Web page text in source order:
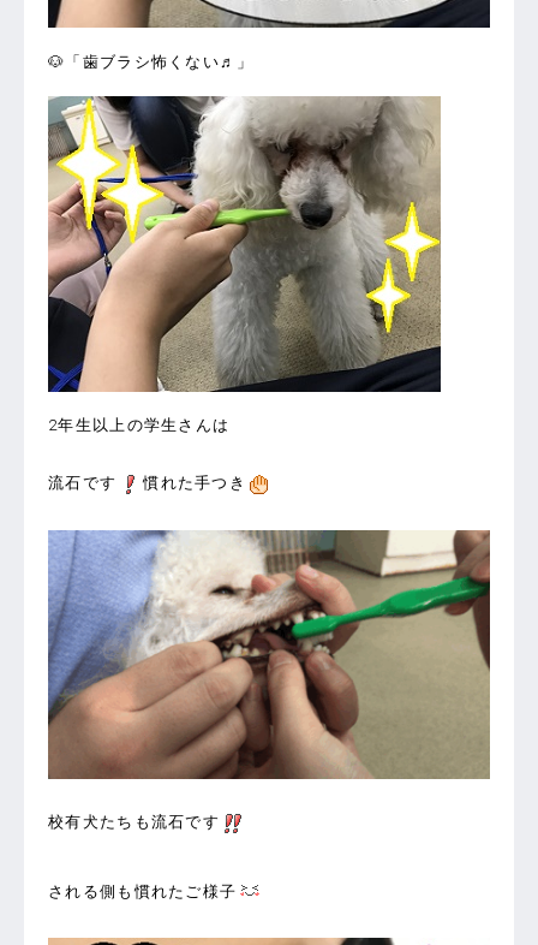
🐶「歯ブラシ怖くない♬」
2年生以上の学生さんは
流石です 慣れた手つき
校有犬たちも流石です
される側も慣れたご様子